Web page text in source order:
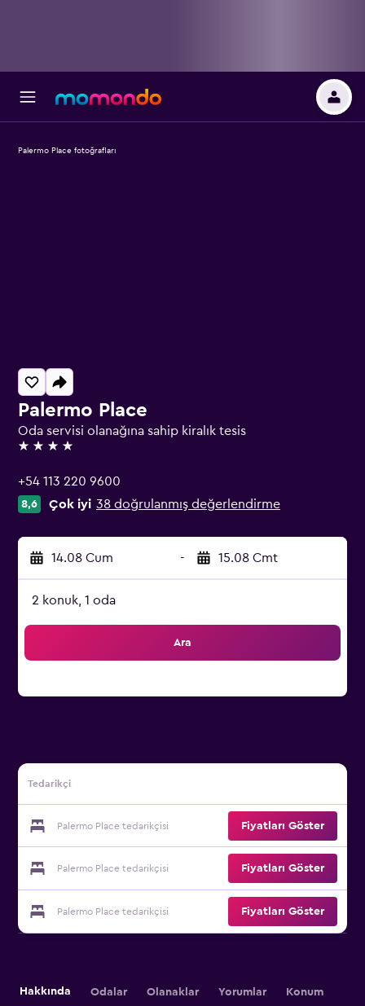
Palermo Place
Oda servisi olanağına sahip kiralık tesis
4 yıldız
+54 113 220 9600
8,6 Çok iyi 38 doğrulanmış değerlendirme
14.08 Cum - 15.08 Cmt
2 konuk, 1 oda
Ara
Tedarikçi
Palermo Place tedarikçisi Fiyatları Göster
Palermo Place tedarikçisi Fiyatları Göster
Palermo Place tedarikçisi Fiyatları Göster
Palermo Place fotoğrafları
Hakkında Odalar Olanaklar Yorumlar Konum